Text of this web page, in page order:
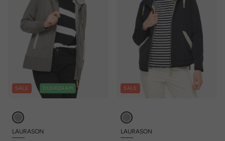
SALE DUURZAAM
LAURASON
SALE
LAURASON